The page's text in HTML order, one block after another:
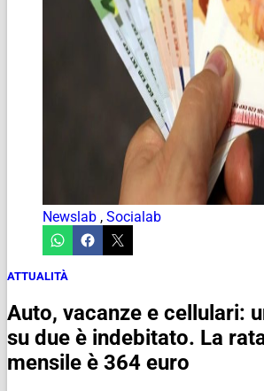
Newslab , Socialab
ATTUALITÀ
Auto, vacanze e cellulari:
su due è indebitato. La
mensile è 364 euro